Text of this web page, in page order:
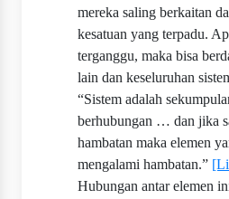
mereka saling berkaitan
kesatuan yang terpadu.
terganggu, maka bisa
lain dan keseluruhan
“Sistem adalah
berhubungan … dan jika
hambatan maka elemen
mengalami hambatan.”
Hubungan antar elemen